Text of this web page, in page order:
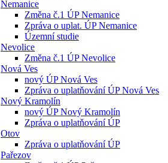
Nemanice
Změna č.1 ÚP Nemanice
Zpráva o uplat. ÚP Nemanice
Územní studie
Nevolice
Změna č.1 ÚP Nevolice
Nová Ves
nový ÚP Nová Ves
Zpráva o uplatňování ÚP Nová Ves
Nový Kramolín
nový ÚP Nový Kramolín
Zpráva o uplatňování ÚP
Otov
Zpráva o uplatňování ÚP
Pařezov